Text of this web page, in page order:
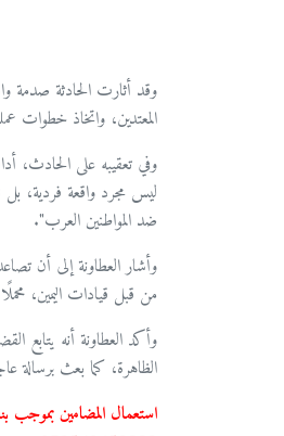
وقد أثارت الحادثة صدمة
المعتدين، واتخاذ خطوات
وفي تعقيبه على الحادث،
ليس مجرد واقعة فردية، بل
ضد المواطنين العرب".
وأشار العطاونة إلى أن
من قبل قيادات اليمين،
وأكد العطاونة أنه
الظاهرة، كما بعث برسالة